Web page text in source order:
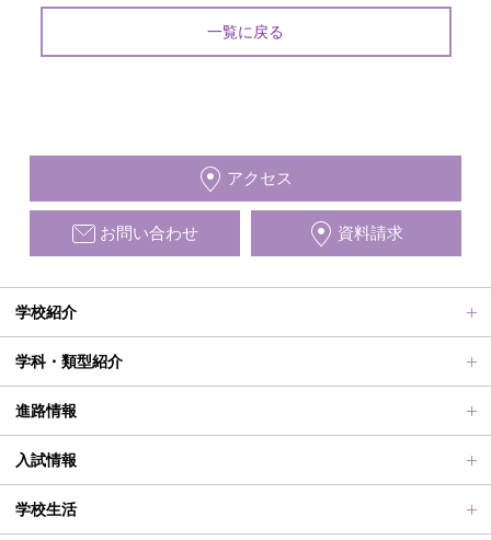
一覧に戻る
アクセス
お問い合わせ 資料請求
学校紹介
ごあいさつ、沿革
動画で見る学校案内、SUMIRE100-Fes
施設紹介
アクセス
学科・類型紹介
普通科Ⅱ類
普通科Ⅰ類
滋賀短での学び
進路情報
進路サポート
合格者メッセージ
入試情報
オープンスクール
学校生活